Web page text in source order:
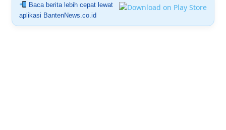
Baca berita lebih cepat lewat
aplikasi BantenNews.co.id